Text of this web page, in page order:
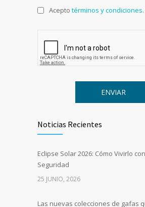
Acepto términos y condiciones.
Noticias Recientes
Eclipse Solar 2026: Cómo Vivirlo
Seguridad
25 JUNIO, 2026
Las nuevas colecciones de gafas